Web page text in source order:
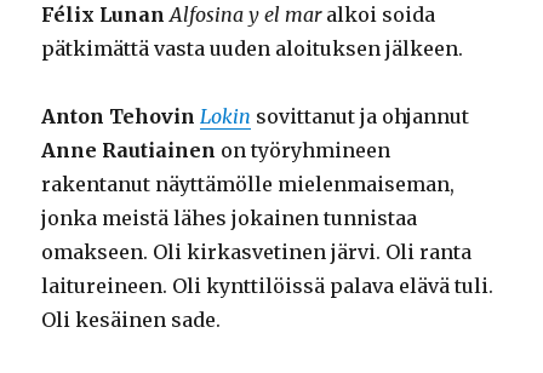
Félix Lunan Alfosina y el maralkoi soida
pätkimättä vasta uuden aloituksen jälkeen.
Anton Tehovin Lokin sovittanut ja ohjannut
Anne Rautiainen on työryhmineen
rakentanut näyttämölle mielenmaiseman,
jonka meistä lähes jokainen tunnistaa
omakseen. Oli kirkasvetinen järvi. Oli ranta
laitureineen. Oli kynttilöissä palava elävä tuli.
Oli kesäinen sade.